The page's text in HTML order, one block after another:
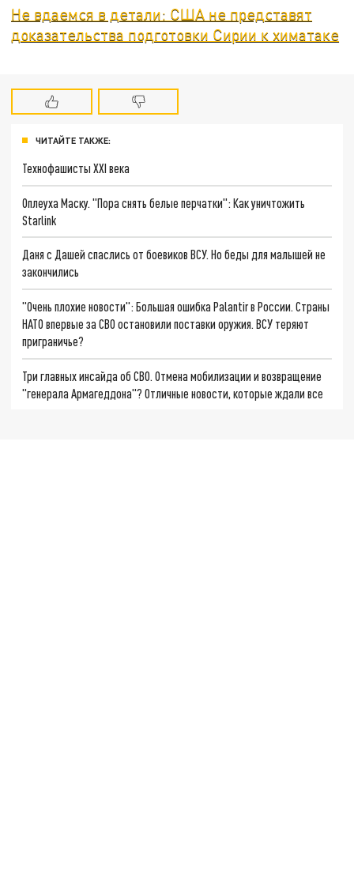
Не вдаемся в детали: США не представят
доказательства подготовки Сирии к химатаке
ЧИТАЙТЕ ТАКЖЕ:
Технофашисты XXI века
Оплеуха Маску. "Пора снять белые перчатки": Как уничтожить
Starlink
Даня с Дашей спаслись от боевиков ВСУ. Но беды для малышей не
закончились
"Очень плохие новости": Большая ошибка Palantir в России. Страны
НАТО впервые за СВО остановили поставки оружия. ВСУ теряют
приграничье?
Три главных инсайда об СВО. Отмена мобилизации и возвращение
"генерала Армагеддона"? Отличные новости, которые ждали все